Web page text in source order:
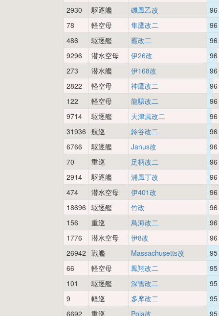
2930
駆逐艦 磯風乙改
96
78
軽空母 隼鷹改二
96
486
駆逐艦 霰改二
96
9296
潜水空母 伊26改
96
273
潜水艦 伊168改
96
2822
軽空母 神鷹改二
96
122
軽空母 龍驤改二
96
9714
駆逐艦 天津風改二
96
31936 航巡 鈴谷改二
96
6766
駆逐艦 Janus改
96
70
重巡 足柄改二
96
2914
駆逐艦 浦風丁改
96
474
潜水空母 伊401改
96
18696 駆逐艦 竹改
96
156
重巡 鳥海改二
96
1776
潜水空母 伊8改
96
26942 戦艦 Massachusetts改
95
66
軽空母 鳳翔改二
95
101
駆逐艦 深雪改二
95
9
軽巡 多摩改二
95
6692
重巡 Pola改
95